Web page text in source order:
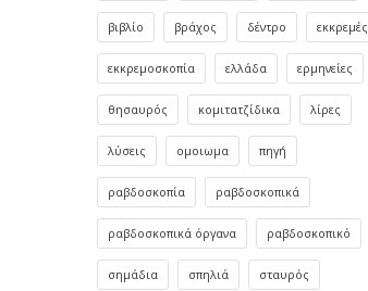
βιβλίο βράχος δέντρο εκκρεμές
εκκρεμοσκοπία ελλάδα ερμηνείες
θησαυρός κομιτατζίδικα λίρες
λύσεις ομοιωμα πηγή
ραβδοσκοπία ραβδοσκοπικά
ραβδοσκοπικά όργανα ραβδοσκοπικό
σημάδια σπηλιά σταυρός